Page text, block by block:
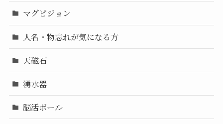
マグピジョン
人名・物忘れが気になる方
天磁石
湧水器
脳活ボール